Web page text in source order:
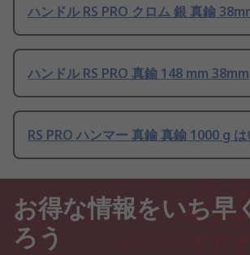
ハンドル RS PRO クロム 銀 真鍮
ハンドル RS PRO 真鍮 148 mm 38mm
RS PRO ハンマー 真鍮 真鍮 1000 g
お得な情報をいち早
ろう